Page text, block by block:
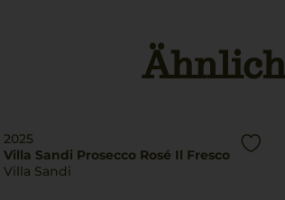
2025
Villa Sandi Prosecco Rosé Il Fresco
Villa Sandi